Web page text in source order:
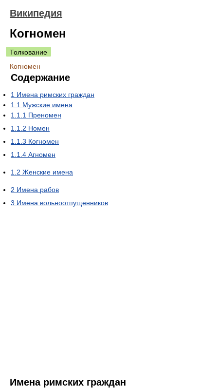
Википедия
Когномен
Толкование
Когномен
Содержание
1 Имена римских граждан
1.1 Мужские имена
1.1.1 Преномен
1.1.2 Номен
1.1.3 Когномен
1.1.4 Агномен
1.2 Женские имена
2 Имена рабов
3 Имена вольноотпущенников
Имена римских граждан